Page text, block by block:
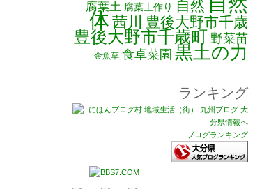
腐葉土 腐葉土作り 自然
体 茜川 豊後大野市千歳
豊後大野市千歳町 野菜苗
金魚草 食卓菜園 黒土の力
ランキング
ブログランキング